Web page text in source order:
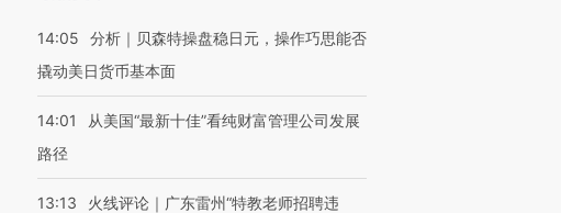
会，让数智科技“链”接产
14:05
分析｜贝森特操盘稳日元，操作巧思能否
撬动美日货币基本面
14:01
从美国“最新十佳”看纯财富管理公司发展
路径
13:13
火线评论｜广东雷州“特教老师招聘违